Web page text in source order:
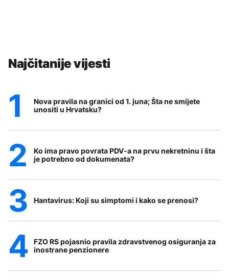
Najčitanije vijesti
Nova pravila na granici od 1. juna; Šta ne smijete
unositi u Hrvatsku?
Ko ima pravo povrata PDV-a na prvu nekretninu i šta
je potrebno od dokumenata?
Hantavirus: Koji su simptomi i kako se prenosi?
FZO RS pojasnio pravila zdravstvenog osiguranja za
inostrane penzionere